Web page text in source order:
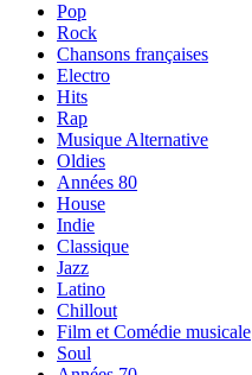
Pop
Rock
Chansons françaises
Electro
Hits
Rap
Musique Alternative
Oldies
Années 80
House
Indie
Classique
Jazz
Latino
Chillout
Film et Comédie musicale
Soul